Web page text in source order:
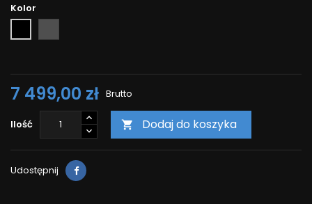
Kolor
7 499,00 zł Brutto
Ilość  Dodaj do koszyka
Udostępnij